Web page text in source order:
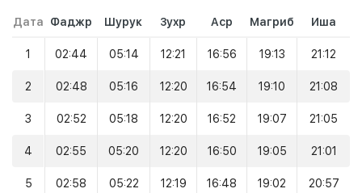
Дата Фаджр Шурук Зухр Аср Магриб Иша
1 02:44 05:14 12:21 16:56 19:13 21:12
2 02:48 05:16 12:20 16:54 19:10 21:08
3 02:52 05:18 12:20 16:52 19:07 21:05
4 02:55 05:20 12:20 16:50 19:05 21:01
5 02:58 05:22 12:19 16:48 19:02 20:57